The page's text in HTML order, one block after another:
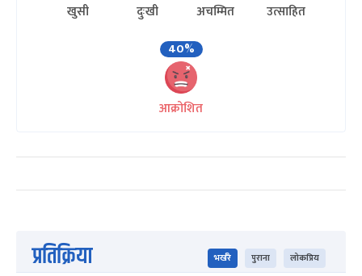
खुसी दुःखी अचम्मित
उत्साहित
40%
आक्रोशित
प्रतिक्रिया भर्खरै पुराना लोकप्रिय